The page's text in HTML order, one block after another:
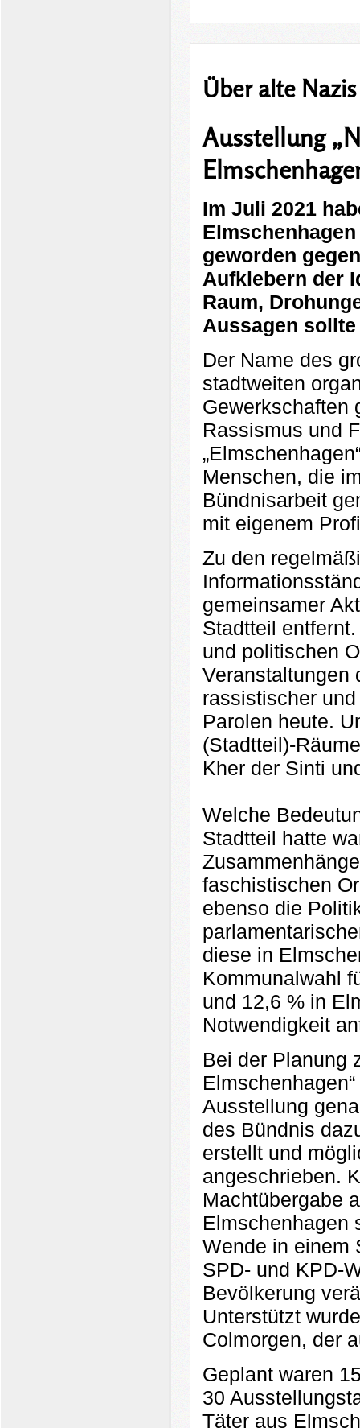
Über alte
Ausstellung
Im Juli 2021
geworden
Aufklebern der
Raum,
Aussagen
Der Name des
stadtweiten
Gewerkschaften
Rassismus und
Menschen, die
Bündnisarbeit
mit eigenem
Zu den
gemeinsamer
Stadtteil
und politischen
Veranstaltungen
rassistischer
Parolen heute.
(Stadtteil)-
Kher der Sinti
Welche
Stadtteil hatte
faschistischen
ebenso die
diese in
Kommunalwahl
und 12,6 % in
Notwendigkeit
Bei der Planung
Ausstellung
des Bündnis
erstellt und
angeschrieben.
Machtübergabe
Elmschenhagen
Wende in einem
SPD- und KPD-
Bevölkerung
Unterstützt
Colmorgen, der
Geplant waren
30
Täter aus